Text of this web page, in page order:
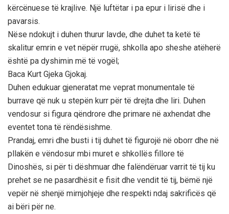
kërcënuese të krajlive. Një luftëtar i pa epur i lirisë dhe i
pavarsis.
Nëse ndokujt i duhen thurur lavde, dhe duhet ta ketë të
skalitur emrin e vet nëpër rrugë, shkolla apo sheshe atëherë
është pa dyshimin më të vogël;
Baca Kurt Gjeka Gjokaj.
Duhen edukuar gjeneratat me veprat monumentale të
burrave që nuk u stepën kurr për të drejta dhe liri. Duhen
vendosur si figura qëndrore dhe primare në axhendat dhe
eventet tona të rëndësishme.
Prandaj, emri dhe busti i tij duhet të figurojë në oborr dhe në
pllakën e vëndosur mbi muret e shkollës fillore të
Dinoshës, si për ti dëshmuar dhe falëndëruar varrit të tij ku
prehet se ne pasardhësit e fisit dhe vendit të tij, bëmë një
vepër në shenjë mirnjohjeje dhe respekti ndaj sakrificës që
ai bëri për ne.